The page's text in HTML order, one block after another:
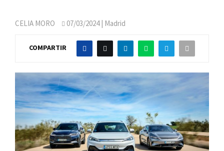
CELIA MORO 07/03/2024| Madrid
COMPARTIR